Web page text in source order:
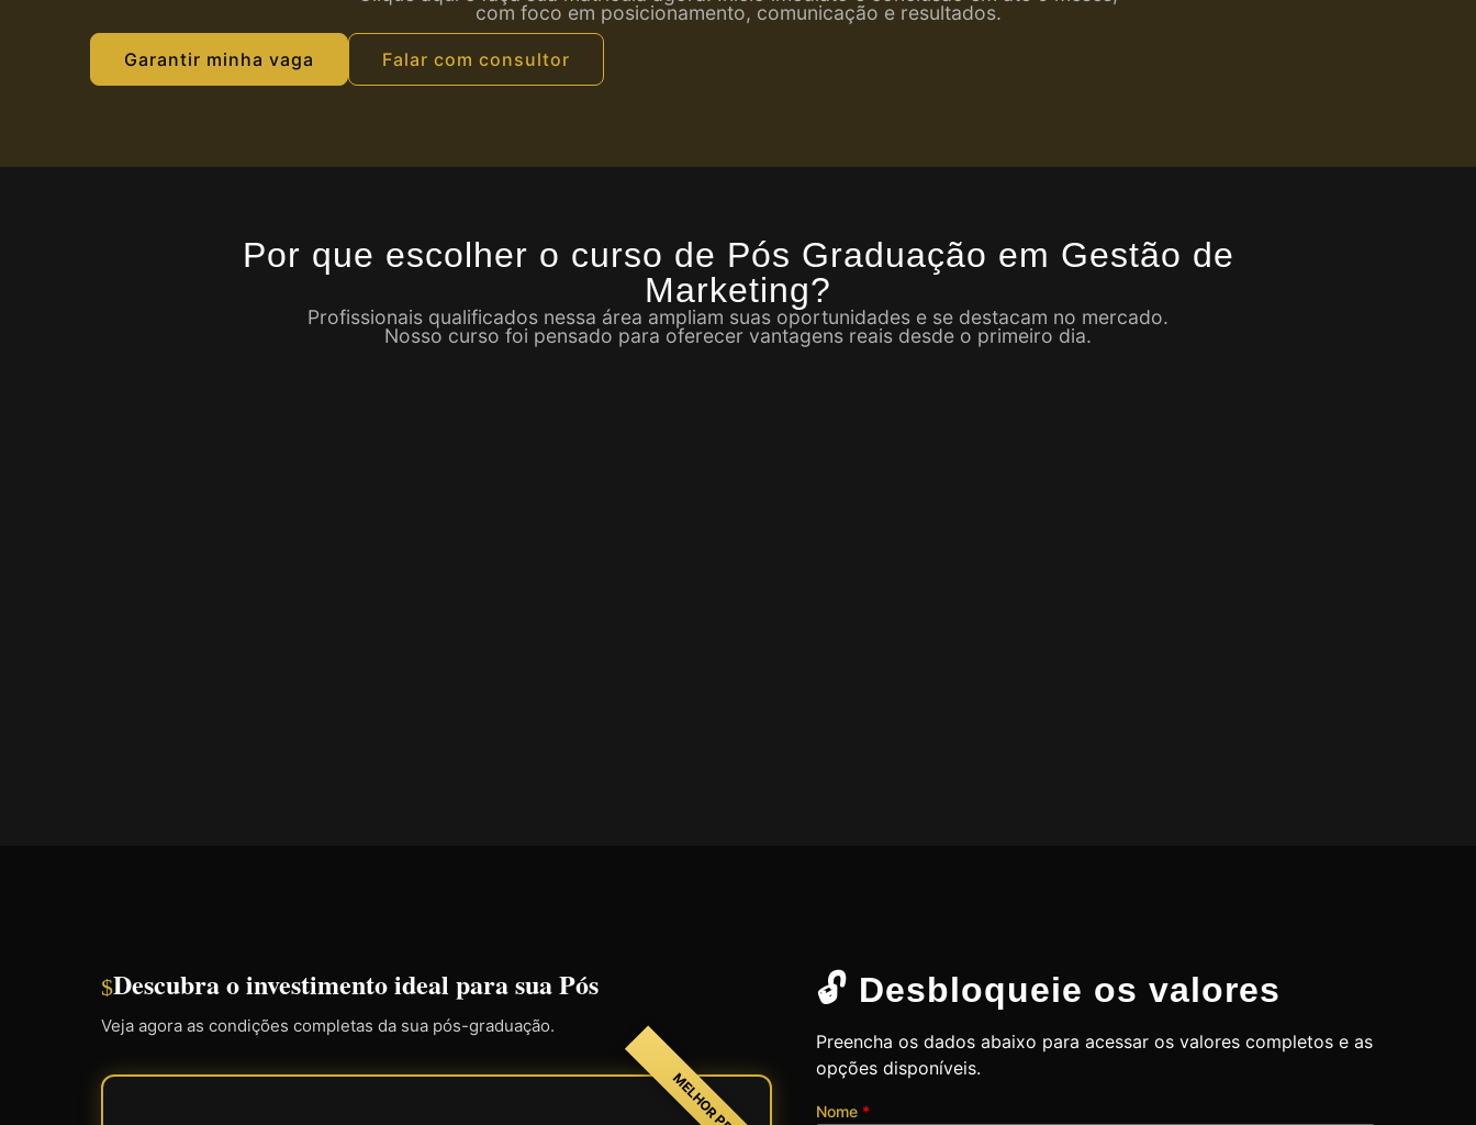
com foco em posicionamento, comunicação e resultados.
Garantir minha vaga Falar com consultor
Por que escolher o curso de Pós Graduação em Gestão de
Marketing?
Profissionais qualificados nessa área ampliam suas oportunidades e se destacam no mercado.
Nosso curso foi pensado para oferecer vantagens reais desde o primeiro dia.
$Descubra o investimento ideal para sua Pós
Veja agora as condições completas da sua pós-graduação.
🔓 Desbloqueie os valores
Preencha os dados abaixo para acessar os valores completos e as
opções disponíveis.
Nome *